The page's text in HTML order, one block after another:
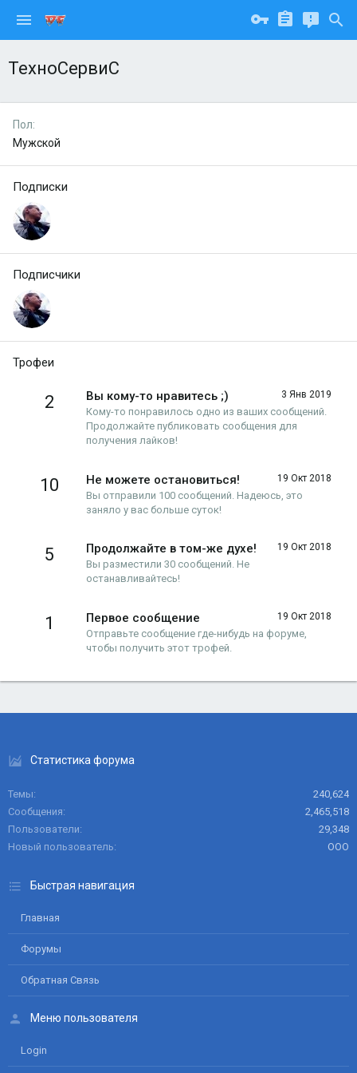
ТехноСервиС
Пол
Мужской
Подписки
Подписчики
Трофеи
2 3 Янв 2019
Вы кому-то нравитесь ;)
Кому-то понравилось одно из ваших сообщений.
Продолжайте публиковать сообщения для
получения лайков!
10 19 Окт 2018
Не можете остановиться!
Вы отправили 100 сообщений. Надеюсь, это
заняло у вас больше суток!
5 19 Окт 2018
Продолжайте в том-же духе!
Вы разместили 30 сообщений. Не
останавливайтесь!
1 19 Окт 2018
Первое сообщение
Отправьте сообщение где-нибудь на форуме,
чтобы получить этот трофей.
Статистика форума
Темы
240,624
Сообщения
2,465,518
Пользователи
29,348
Новый пользователь
ООО
Быстрая навигация
Главная
Форумы
Обратная Связь
Меню пользователя
Login